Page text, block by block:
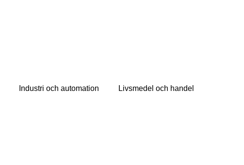
Industri och automation Livsmedel och handel